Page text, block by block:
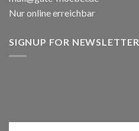
Nur online erreichbar
SIGNUP FOR NEWSLETTER